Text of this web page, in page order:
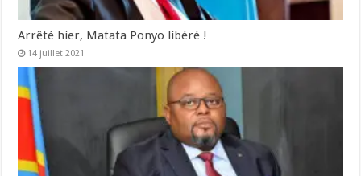
Arrêté hier, Matata Ponyo libéré !
14 juillet 2021